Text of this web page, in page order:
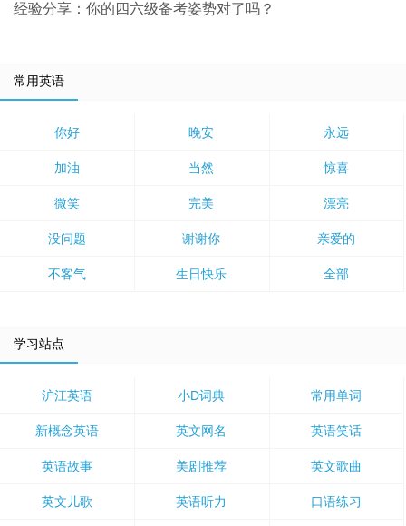
经验分享：你的四六级备考姿势对了吗？
常用英语
你好 晚安 永远
加油 当然 惊喜
微笑 完美 漂亮
没问题 谢谢你 亲爱的
不客气 生日快乐 全部
学习站点
沪江英语 小D词典 常用单词
新概念英语 英文网名 英语笑话
英语故事 美剧推荐 英文歌曲
英文儿歌 英语听力 口语练习